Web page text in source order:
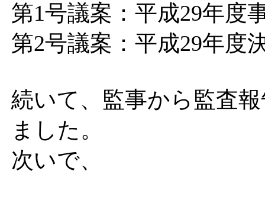
第1号議案：平成29年度
第2号議案：平成29年度
続いて、監事から監査
ました。
次いで、